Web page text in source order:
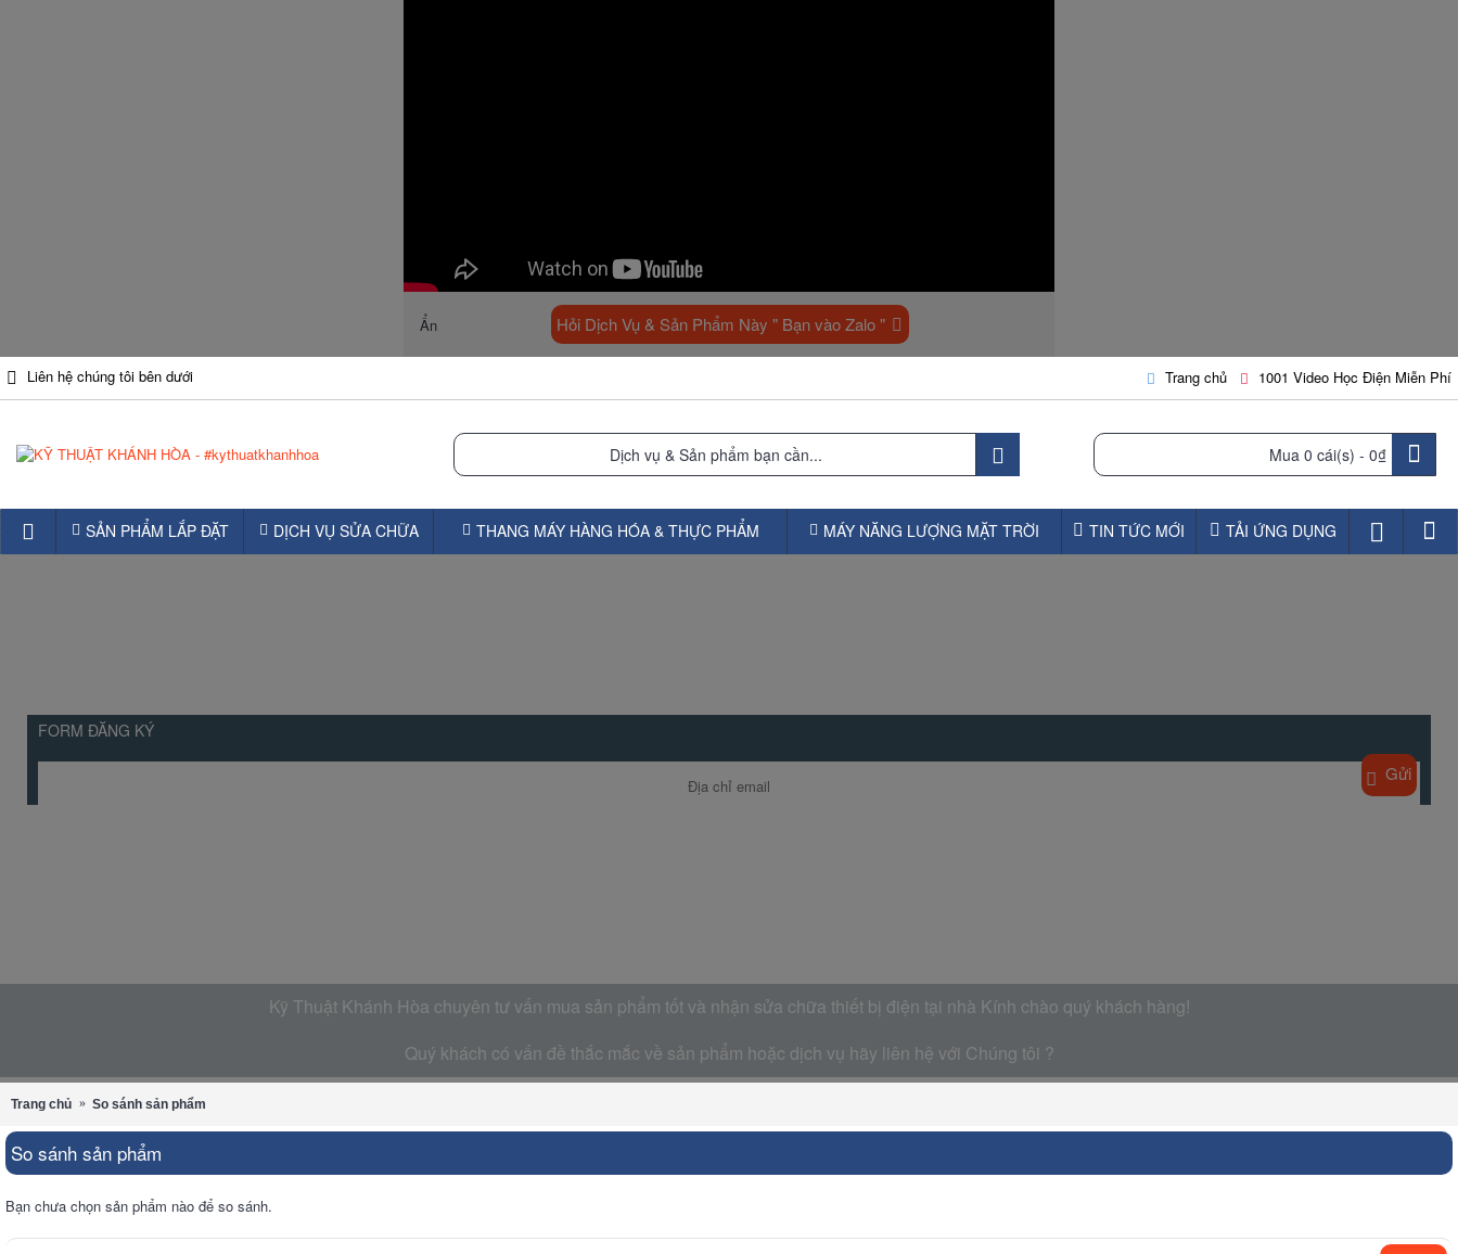
Ẩn Hỏi Dịch Vụ & Sản Phẩm Này " Bạn vào Zalo "
Liên hệ chúng tôi bên dưới Trang chủ 1001 Video Học Điện Miễn Phí
Mua 0 cái(s) - 0₫
SẢN PHẨM LẮP ĐẶT DỊCH VỤ SỬA CHỮA THANG MÁY HÀNG HÓA & THỰC PHẨM MÁY NĂNG LƯỢNG MẶT TRỜI TIN TỨC MỚI TẢI ỨNG DỤNG
FORM ĐĂNG KÝ
Gửi
Kỹ Thuật Khánh Hòa chuyên tư vấn mua sản phẩm tốt và nhận sửa chữa thiết bị điện tại nhà Kính chào quý khách hàng!
Quý khách có vấn đề thắc mắc về sản phẩm hoặc dịch vụ hãy liên hệ với Chúng tôi ?
Trang chủ So sánh sản phẩm
So sánh sản phẩm
Bạn chưa chọn sản phẩm nào để so sánh.